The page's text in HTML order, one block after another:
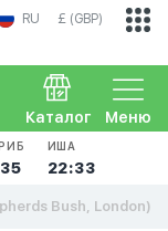
RU £ (GBP)
Меню
Каталог
ИША
22:33
Bush, London)